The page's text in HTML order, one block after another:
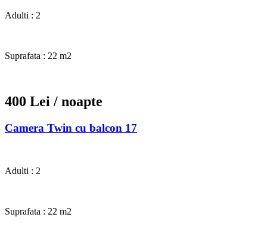
Adulti : 2
Suprafata : 22 m2
400 Lei / noapte
Camera Twin cu balcon 17
Adulti : 2
Suprafata : 22 m2